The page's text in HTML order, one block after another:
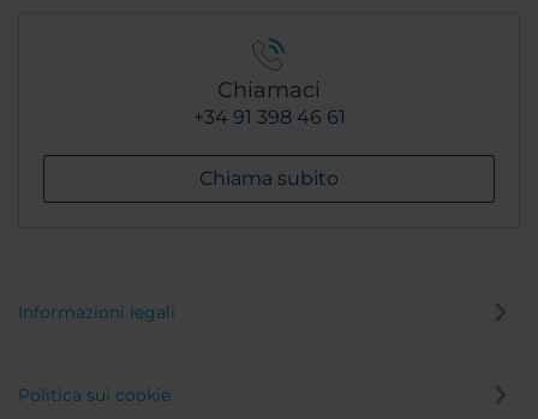
Chiamaci
+34 91 398 46 61
Chiama subito
Informazioni legali
Politica sui cookie